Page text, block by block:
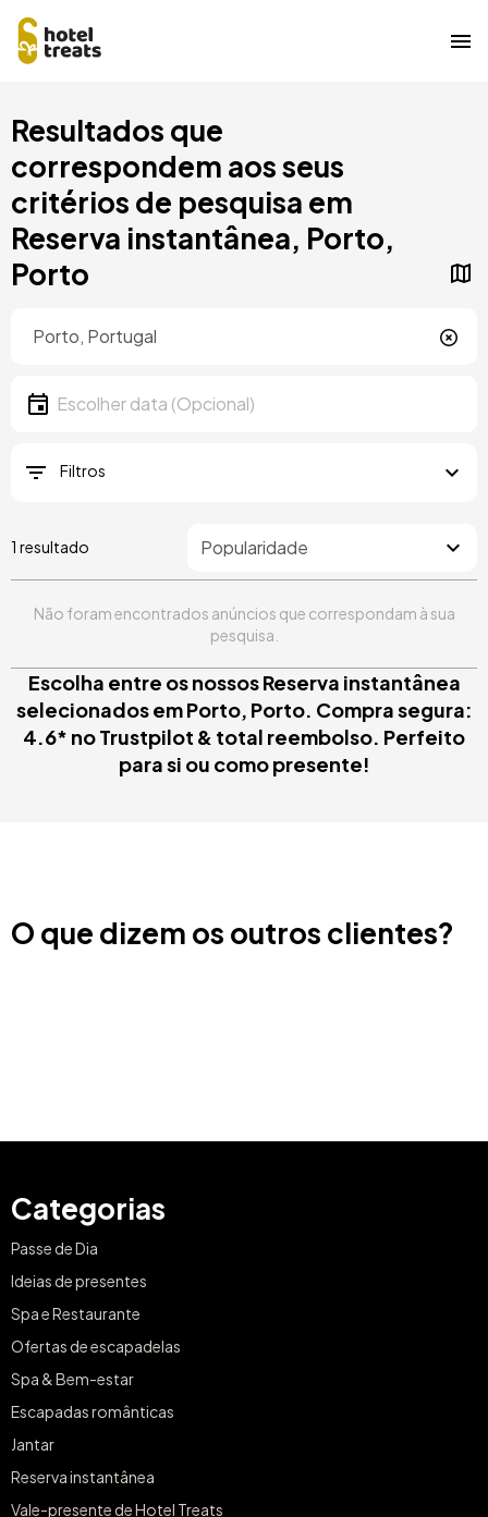
para
conteúdo
principal
Resultados que
correspondem aos seus
critérios de pesquisa em
Reserva instantânea, Porto,
Porto
Data
Escolher data
Filtros
1 resultado
Não foram encontrados anúncios que correspondam à sua
pesquisa.
Escolha entre os nossos Reserva instantânea
selecionados em Porto, Porto. Compra segura:
4.6* no Trustpilot & total reembolso. Perfeito
para si ou como presente!
O que dizem os outros clientes?
Categorias
Passe de Dia
Ideias de presentes
Spa e Restaurante
Ofertas de escapadelas
Spa & Bem-estar
Escapadas românticas
Jantar
Reserva instantânea
Vale-presente de Hotel Treats